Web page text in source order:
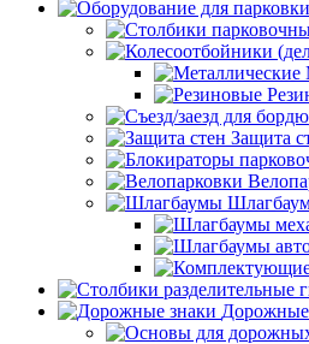
Защита
Дорожные